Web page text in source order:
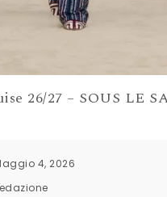
26/27 – SOUS LE
4, 2026